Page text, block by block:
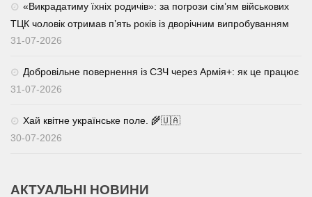
«Викрадатиму їхніх родичів»: за погрози сім’ям військових
ТЦК чоловік отримав п’ять років із дворічним випробуванням
31-07-2026
Добровільне повернення із СЗЧ через Армія+: як це працює
31-07-2026
Хай квітне українське поле. 🌾🇺🇦
30-07-2026
АКТУАЛЬНІ НОВИНИ